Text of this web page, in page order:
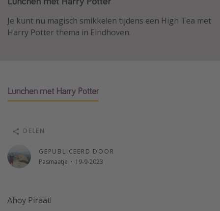
Sardinie
Bali
Overzicht
Weekendje weg
Autoverhuur
Groepsreizen
Je kunt nu magisch smikkelen tijdens een High Tea met
Harry Potter thema in Eindhoven.
Lunchen met Harry Potter
GEPUBLICEERD DOOR
Pasmaatje · 19-9-2023
DELEN
Ahoy Piraat!